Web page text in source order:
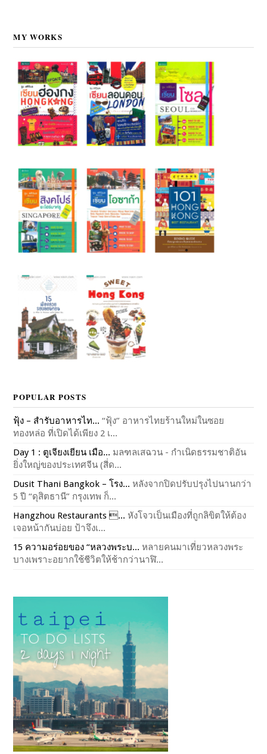
MY WORKS
POPULAR POSTS
ฟุ้ง – สำรับอาหารไท... “ฟุ้ง” อาหารไทยร้านใหม่ในซอย
ทองหล่อ ที่เปิดได้เพียง 2 เ...
Day 1 : ตูเจียงเยียน เมือ... มลฑลเสฉวน - กำเนิดธรรมชาติอัน
ยิ่งใหญ่ของประเทศจีน (สี่ด...
Dusit Thani Bangkok – โรง... หลังจากปิดปรับปรุงไปนานกว่า
5 ปี “ดุสิตธานี” กรุงเทพ ก็...
Hangzhou Restaurants ... หังโจวเป็นเมืองที่ถูกลิขิตให้ต้อง
เจอหน้ากันบ่อย ป้าจึงเ...
15 ความอร่อยของ “หลวงพระบ... หลายคนมาเที่ยวหลวงพระ
บางเพราะอยากใช้ชีวิตให้ช้ากว่านาฬิ...